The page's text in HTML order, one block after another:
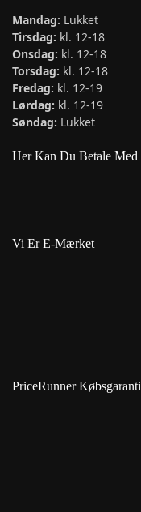
Mandag: Lukket
Tirsdag: kl. 12-18
Onsdag: kl. 12-18
Torsdag: kl. 12-18
Fredag: kl. 12-19
Lørdag: kl. 12-19
Søndag: Lukket
Her Kan Du Betale Med
Vi Er E-Mærket
PriceRunner Købsgaranti